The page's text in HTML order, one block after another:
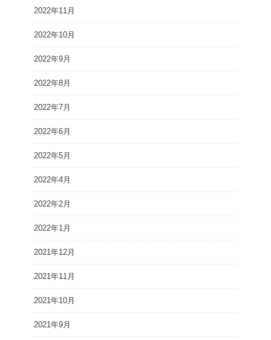
2022年11月
2022年10月
2022年9月
2022年8月
2022年7月
2022年6月
2022年5月
2022年4月
2022年2月
2022年1月
2021年12月
2021年11月
2021年10月
2021年9月